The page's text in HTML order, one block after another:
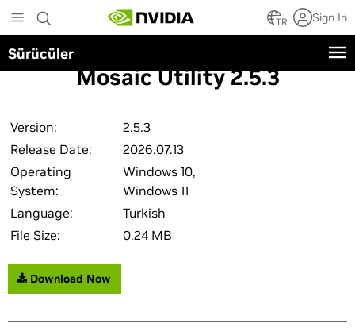
to
main
content
TR Sign In
Sürücüler
Mosaic Utility 2.5.3
Version:
2.5.3
Release Date:
2026.07.13
Operating
System:
Windows 10,
Windows 11
Language:
Turkish
File Size:
0.24 MB
Download Now